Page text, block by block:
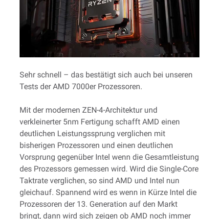
Sehr schnell – das bestätigt sich auch bei unseren
Tests der AMD 7000er Prozessoren.
Mit der modernen ZEN-4-Architektur und
verkleinerter 5nm Fertigung schafft AMD einen
deutlichen Leistungssprung verglichen mit
bisherigen Prozessoren und einen deutlichen
Vorsprung gegenüber Intel wenn die Gesamtleistung
des Prozessors gemessen wird. Wird die Single-Core
Taktrate verglichen, so sind AMD und Intel nun
gleichauf. Spannend wird es wenn in Kürze Intel die
Prozessoren der 13. Generation auf den Markt
bringt, dann wird sich zeigen ob AMD noch immer